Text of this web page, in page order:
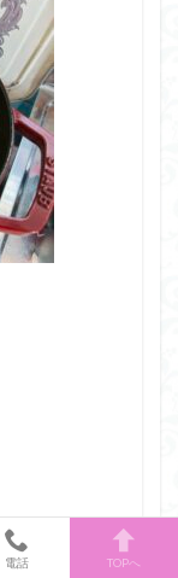
電話 TOPへ